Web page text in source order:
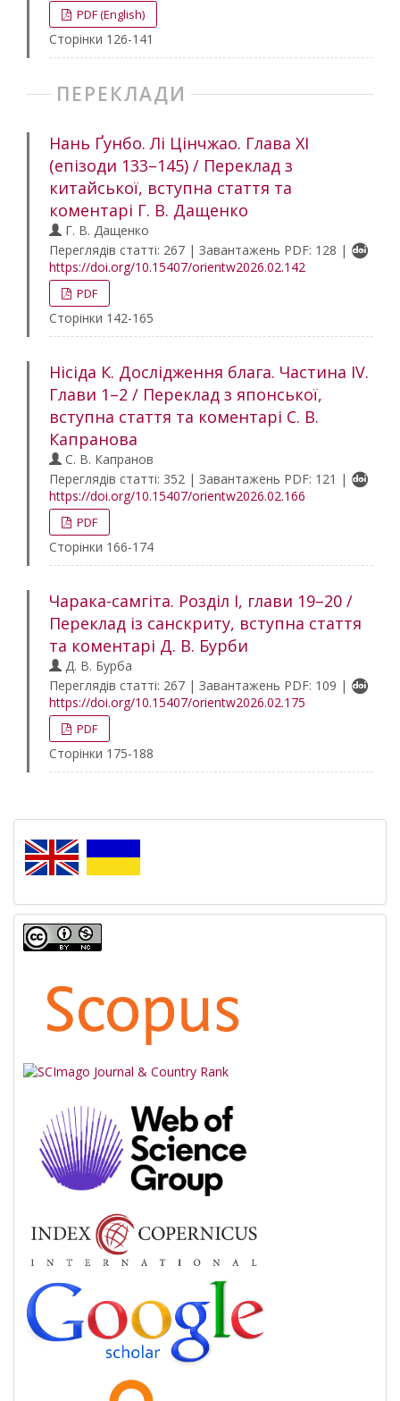
PDF (English)
Сторінки 126-141
ПЕРЕКЛАДИ
Нань Ґунбо. Лі Цінчжао. Глава ХІ
(епізоди 133–145) / Переклад з
китайської, вступна стаття та
коментарі Г. В. Дащенко
Г. В. Дащенко
Переглядів статті: 267 | Завантажень PDF: 128 |
https://doi.org/10.15407/orientw2026.02.142
PDF
Сторінки 142-165
Нісіда К. Дослідження блага. Частина ІV.
Глави 1–2 / Переклад з японської,
вступна стаття та коментарі С. В.
Капранова
С. В. Капранов
Переглядів статті: 352 | Завантажень PDF: 121 |
https://doi.org/10.15407/orientw2026.02.166
PDF
Сторінки 166-174
Чарака-самгіта. Розділ І, глави 19–20 /
Переклад із санскриту, вступна стаття
та коментарі Д. В. Бурби
Д. В. Бурба
Переглядів статті: 267 | Завантажень PDF: 109 |
https://doi.org/10.15407/orientw2026.02.175
PDF
Сторінки 175-188